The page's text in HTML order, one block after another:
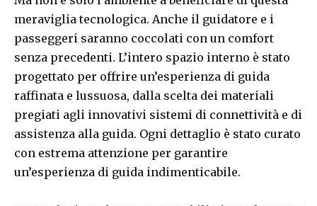
meraviglia tecnologica. Anche il guidatore e i
passeggeri saranno coccolati con un comfort
senza precedenti. L’intero spazio interno è stato
progettato per offrire un’esperienza di guida
raffinata e lussuosa, dalla scelta dei materiali
pregiati agli innovativi sistemi di connettività e di
assistenza alla guida. Ogni dettaglio è stato curato
con estrema attenzione per garantire
un’esperienza di guida indimenticabile.